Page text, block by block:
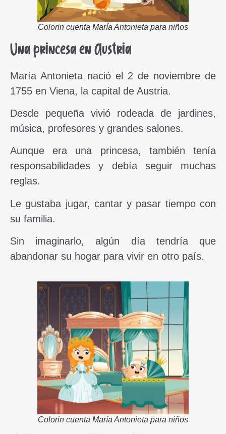
Colorin cuenta María Antonieta para niños
Una princesa en Austria
María Antonieta nació el 2 de noviembre de
1755 en Viena, la capital de Austria.
Desde pequeña vivió rodeada de jardines,
música, profesores y grandes salones.
Aunque era una princesa, también tenía
responsabilidades y debía seguir muchas
reglas.
Le gustaba jugar, cantar y pasar tiempo con
su familia.
Sin imaginarlo, algún día tendría que
abandonar su hogar para vivir en otro país.
Colorin cuenta María Antonieta para niños